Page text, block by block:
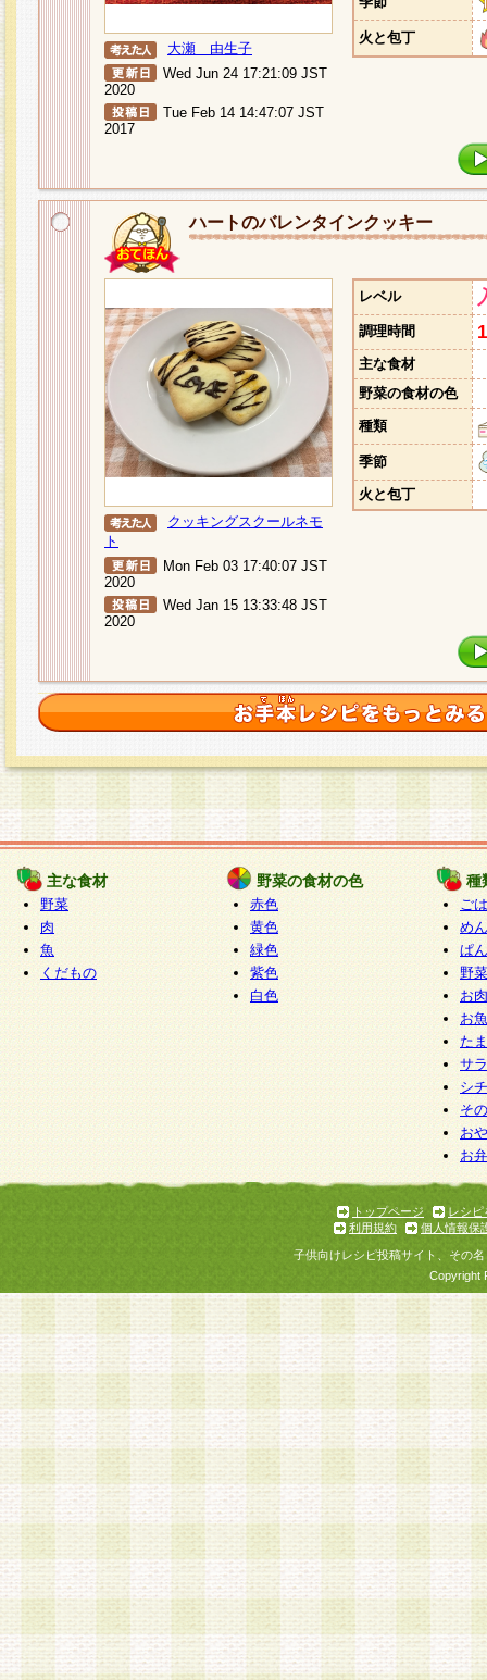
大瀬 由生子
Wed Jun 24 17:21:09 JST
2020
Tue Feb 14 14:47:07 JST
2017
火と包丁
ハートのバレンタインクッキー
クッキングスクールネモ
ト
Mon Feb 03 17:40:07 JST
2020
Wed Jan 15 13:33:48 JST
2020
レベル
調理時間
主な食材
野菜の食材の色
種類
季節
火と包丁
主な食材
野菜
肉
魚
くだもの
野菜の食材の色
赤色
黄色
緑色
紫色
白色
種
ご
めん
ぱん
野
お
お
た
サ
シ
そ
お
お
トップページ
レシピ
利用規約
個人情報保
子供向けレシピ投稿サイト、その
Copyright